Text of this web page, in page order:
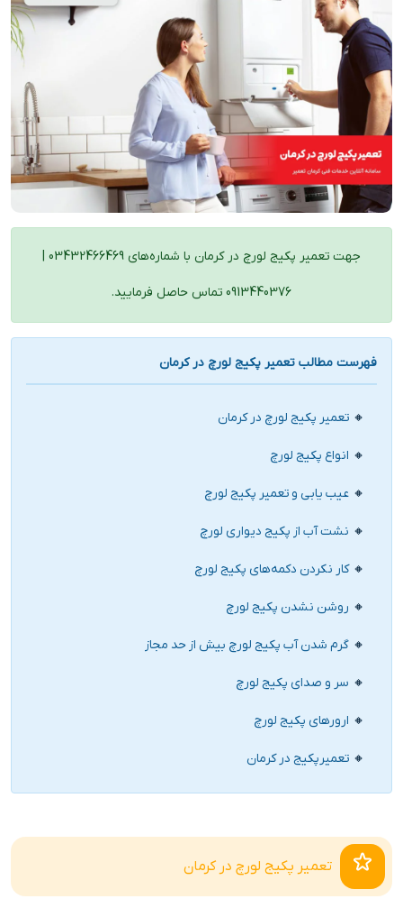
0913440376 تماس حاصل فرمایید.
فهرست مطالب تعمیر پکیج لورچ در کرمان
تعمیر پکیج لورچ در کرمان
انواع پکیج لورچ
عیب یابی و تعمیر پکیج لورچ
نشت آب از پکیج دیواری لورچ
کار نکردن دکمه‌های پکیج لورچ
روشن نشدن پکیج لورچ
گرم شدن آب پکیج لورچ بیش از حد مجاز
سر و صدای پکیج لورچ
ارورهای پکیج لورچ
تعمیرپکیج در کرمان
تعمیر پکیج لورچ در کرمان